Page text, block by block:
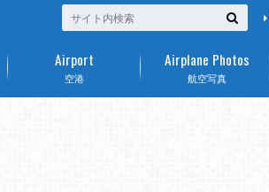
空港
Airport
航空写真
Airplane Photos